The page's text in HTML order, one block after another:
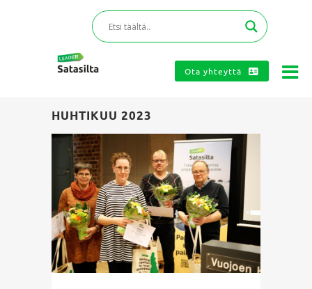
Ota yhteyttä
HUHTIKUU 2023